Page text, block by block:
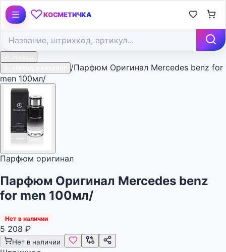
♡КОСМЕТИЧКА
/Парфюм Оригинал Mercedes benz for
men 100мл/
Парфюм оригинал
Парфюм Оригинал Mercedes benz
for men 100мл/
Нет в наличии
5 208 ₽
Нет в наличии